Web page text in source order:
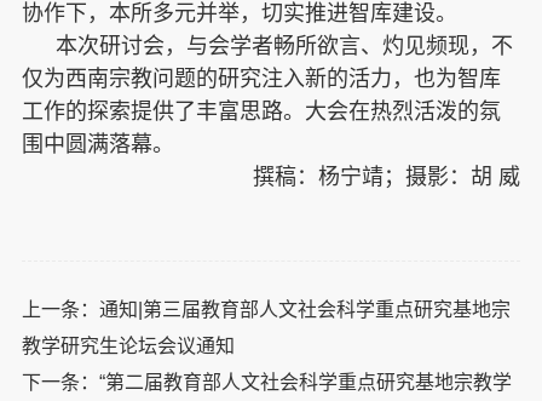
协作下，本所多元并举，切实推进智库建设。
本次研讨会，与会学者畅所欲言、灼见频现，不
仅为西南宗教问题的研究注入新的活力，也为智库
工作的探索提供了丰富思路。大会在热烈活泼的氛
围中圆满落幕。
撰稿：杨宁靖；摄影：胡 威
上一条： 通知|第三届教育部人文社会科学重点研究基地宗
教学研究生论坛会议通知
下一条： “第二届教育部人文社会科学重点研究基地宗教学